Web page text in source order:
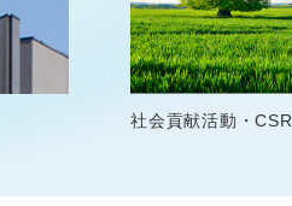
社会貢献活動・CSR